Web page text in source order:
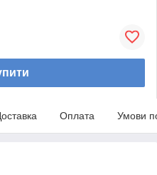
Оплата Умови